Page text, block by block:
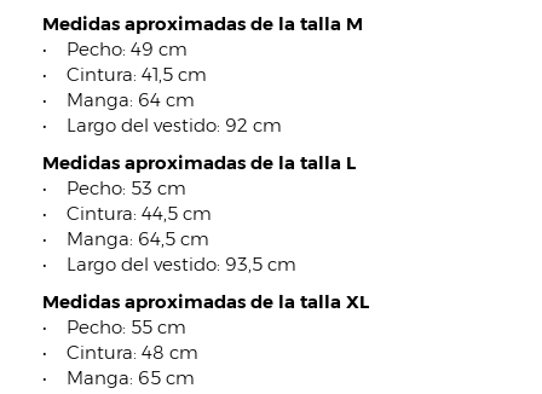
Medidas aproximadas de la talla M
• Pecho: 49 cm
• Cintura: 41,5 cm
• Manga: 64 cm
• Largo del vestido: 92 cm
Medidas aproximadas de la talla L
• Pecho: 53 cm
• Cintura: 44,5 cm
• Manga: 64,5 cm
• Largo del vestido: 93,5 cm
Medidas aproximadas de la talla XL
• Pecho: 55 cm
• Cintura: 48 cm
• Manga: 65 cm